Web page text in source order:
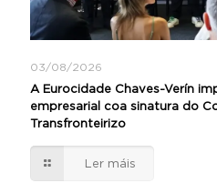
03/08/2026
A Eurocidade Chaves-Verín
empresarial coa sinatura do
Transfronteirizo
Ler máis